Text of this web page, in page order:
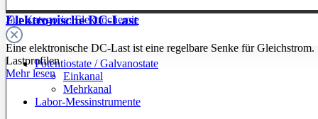
Zur Kategorie: Elektrochemie
Potentiostate / Galvanostate
Einkanal
Mehrkanal
Labor-Messinstrumente
Elektronische DC-Last
Eine elektronische DC-Last ist eine regelbare Senke für
Lastprofilen
Mehr lesen